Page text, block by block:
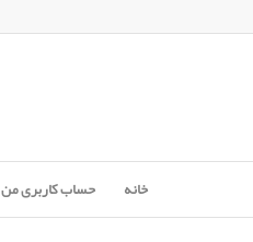
خانه حساب کاربری من